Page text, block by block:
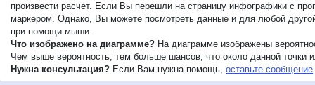
произвести расчет. Если Вы перешли на страницу инфографики с
маркером. Однако, Вы можете посмотреть данные и для любой
при помощи мыши.
Что изображено на диаграмме? На диаграмме изображены
Чем выше вероятность, тем больше шансов, что около данной точки
Нужна консультация? Если Вам нужна помощь, оставьте сообщение